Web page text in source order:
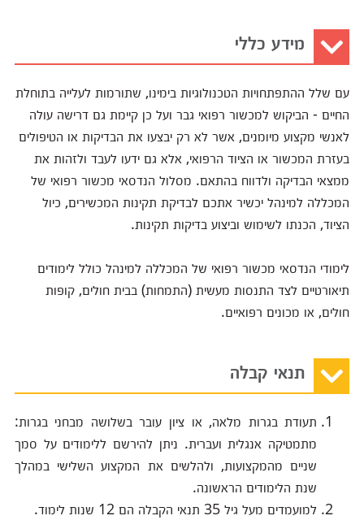
מידע כללי
עם שלל ההתפתחויות הטכנולוגיות בימינו, שתורמות לעלייה בתוחלת
החיים - הביקוש למכשור רפואי גבר ועל כן קיימת גם דרישה עולה
לאנשי מקצוע מיומנים, אשר לא רק יבצעו את הבדיקות או הטיפולים
בעזרת המכשור או הציוד הרפואי, אלא גם ידעו לעבד ולזהות את
ממצאי הבדיקה ולדווח בהתאם. מסלול הנדסאי מכשור רפואי של
המכללה למינהל יכשיר אתכם לבדיקת תקינות המכשירים, כיול
הציוד, הכנתו לשימוש וביצוע בדיקות תקינות.
לימודי הנדסאי מכשור רפואי של המכללה למינהל כולל לימודים
תיאורטיים לצד התנסות מעשית (התמחות) בבית חולים, קופות
חולים, או מכונים רפואיים.
תנאי קבלה
תעודת בגרות מלאה, או ציון עובר בשלושה מבחני בגרות:
מתמטיקה אנגלית ועברית. ניתן להירשם ללימודים על סמך
שניים מהמקצועות, ולהלשים את המקצוע השלישי במהלך
שנת הלימודים הראשונה.
למועמדים מעל גיל 35 תנאי הקבלה הם 12 שנות לימוד.